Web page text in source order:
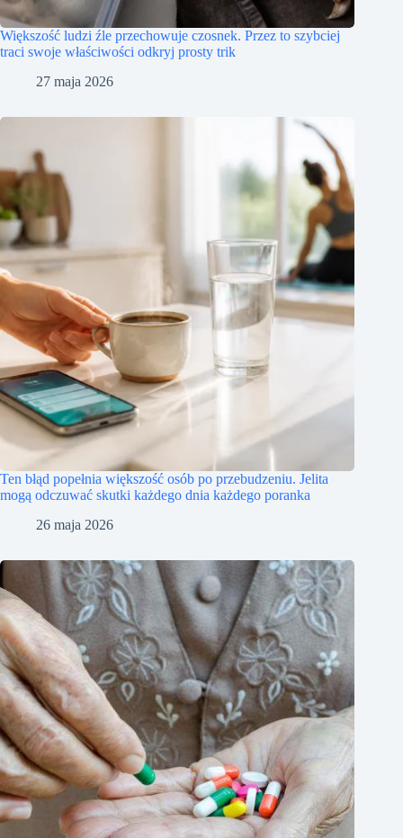
Większość ludzi źle przechowuje czosnek. Przez to szybciej
traci swoje właściwości odkryj prosty trik
27 maja 2026
Ten błąd popełnia większość osób po przebudzeniu. Jelita
mogą odczuwać skutki każdego dnia każdego poranka
26 maja 2026